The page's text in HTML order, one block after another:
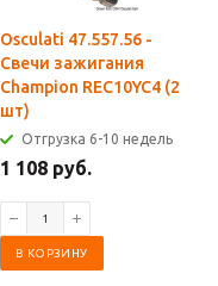
Osculati 47.557.56 -
Свечи зажигания
Champion REC10YC4 (2
шт)
Отгрузка 6-10 недель
1 108 руб.
В КОРЗИНУ